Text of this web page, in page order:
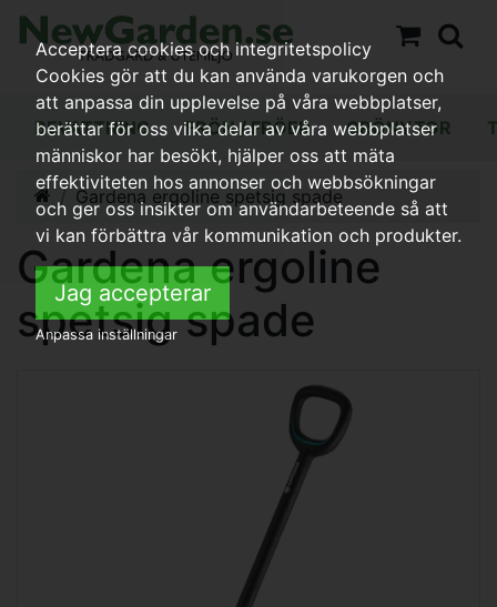
BEVATTNING FRÖN / FRÖER GRÖNYTOR
Gardena ergoline spetsig spade
Gardena ergoline
spetsig spade
Acceptera cookies och integritetspolicy
Cookies gör att du kan använda varukorgen och
att anpassa din upplevelse på våra webbplatser,
berättar för oss vilka delar av våra webbplatser
människor har besökt, hjälper oss att mäta
effektiviteten hos annonser och webbsökningar
och ger oss insikter om användarbeteende så att
vi kan förbättra vår kommunikation och produkter.
Jag accepterar
Anpassa inställningar